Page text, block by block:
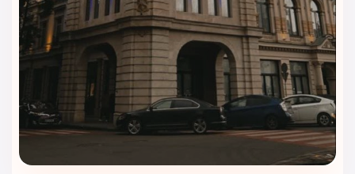
هتل ایساکا تفلیس (Isaka Hotel Tbilisi)
با وجود قیمت اقتصادی،
امکانات رفاهی قابل قبولی را برای اقامت راحت مسافران فراهم
می‌کند. تمرکز این هتل بر تمیزی، سادگی و ارائه خدمات موردنیاز
مهمانان است تا تجربه‌ای آرام و بدون دردسر در تفلیس داشته
باشند.
🛎 خدمات رفاهی هتل
اینترنت بی‌سیم رایگان در تمام بخش‌های هتل